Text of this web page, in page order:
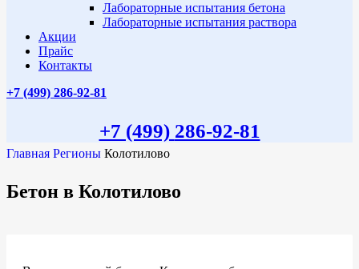
Лабораторные испытания бетона
Лабораторные испытания раствора
Акции
Прайс
Контакты
+7 (499) 286-92-81
+7 (499) 286-92-81
Главная Регионы Колотилово
Бетон в Колотилово